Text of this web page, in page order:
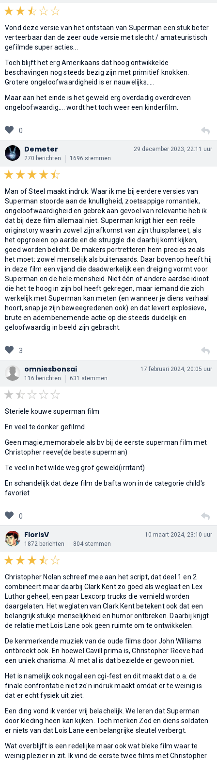
Vond deze versie van het ontstaan van Superman een stuk beter
verteerbaar dan de zeer oude versie met slecht / amateuristisch
gefilmde super acties...
Toch blijft het erg Amerikaans dat hoog ontwikkelde
beschavingen nog steeds bezig zijn met primitief knokken.
Grotere ongeloofwaardigheid is er nauwelijks.....
Maar aan het einde is het geweld erg overdadig overdreven
ongeloofwaardig.... wordt het toch weer een kinderfilm.
0
Demeter
270 berichten 1696 stemmen
29 december 2023, 22:11 uur
Man of Steel maakt indruk. Waar ik me bij eerdere versies van
Superman stoorde aan de knulligheid, zoetsappige romantiek,
ongeloofwaardigheid en gebrek aan gevoel van relevantie heb ik
dat bij deze film allemaal niet. Superman krijgt hier een reële
originstory waarin zowel zijn afkomst van zijn thuisplaneet, als
het opgroeien op aarde en de struggle die daarbij komt kijken,
goed worden belicht. De makers portretteren hem precies zoals
het moet: zowel menselijk als buitenaards. Daar bovenop heeft hij
in deze film een vijand die daadwerkelijk een dreiging vormt voor
Superman en de hele mensheid. Niet één of andere aardse idioot
die het te hoog in zijn bol heeft gekregen, maar iemand die zich
werkelijk met Superman kan meten (en wanneer je diens verhaal
hoort, snap je zijn beweegredenen ook) en dat levert explosieve,
brute en adembenemende actie op die steeds duidelijk en
geloofwaardig in beeld zijn gebracht.
3
omniesbonsai
116 berichten 631 stemmen
17 februari 2024, 20:05 uur
Steriele kouwe superman film
En veel te donker gefilmd
Geen magie,memorabele als bv bij de eerste superman film met
Christopher reeve(de beste superman)
Te veel in het wilde weg grof geweld(irritant)
En schandelijk dat deze film de bafta won in de categorie child's
favoriet
0
FlorisV
1872 berichten 804 stemmen
10 maart 2024, 23:10 uur
Christopher Nolan schreef mee aan het script, dat deel 1 en 2
combineert maar daarbij Clark Kent zo goed als weglaat en Lex
Luthor geheel, een paar Lexcorp trucks die vernield worden
daargelaten. Het weglaten van Clark Kent betekent ook dat een
belangrijk stukje menselijkheid en humor ontbreken. Daarbij krijgt
de relatie met Lois Lane ook geen ruimte om te ontwikkelen.
De kenmerkende muziek van de oude films door John Williams
ontbreekt ook. En hoewel Cavill prima is, Christopher Reeve had
een uniek charisma. Al met al is dat bezielde er gewoon niet.
Het is namelijk ook nogal een cgi-fest en dit maakt dat o.a. de
finale confrontatie niet zo'n indruk maakt omdat er te weinig is
dat er echt fysiek uit ziet.
Een ding vond ik verder vrij belachelijk. We leren dat Superman
door kleding heen kan kijken. Toch merken Zod en diens soldaten
er niets van dat Lois Lane een belangrijke sleutel verbergt.
Wat overblijft is een redelijke maar ook wat bleke film waar te
weinig plezier in zit. Ik vind de eerste twee films met Christopher